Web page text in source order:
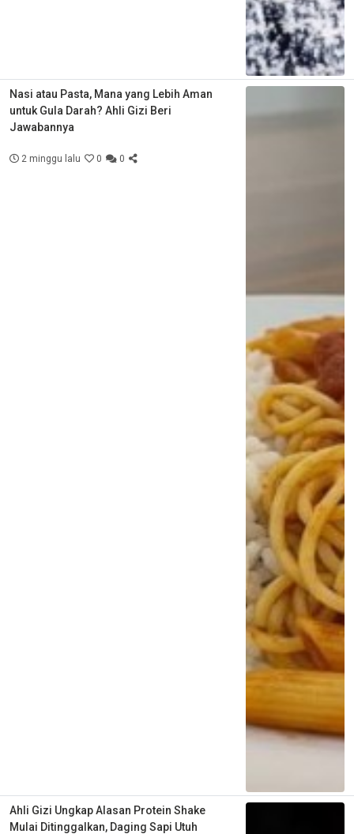
Nasi atau Pasta, Mana yang Lebih Aman
untuk Gula Darah? Ahli Gizi Beri
Jawabannya
2 minggu lalu 0 0
Ahli Gizi Ungkap Alasan Protein Shake
Mulai Ditinggalkan, Daging Sapi Utuh